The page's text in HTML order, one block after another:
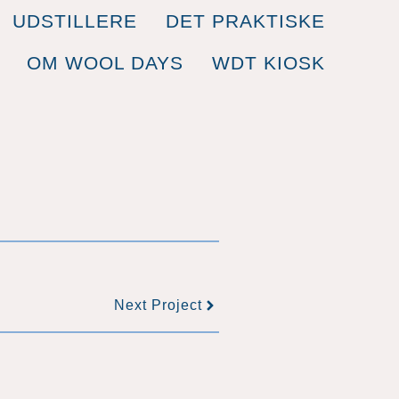
UDSTILLERE DET PRAKTISKE
OM WOOL DAYS WDT KIOSK
Next Project